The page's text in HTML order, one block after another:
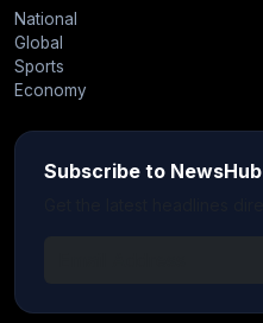
National
Global
Sports
Economy
Subscribe to NewsHub